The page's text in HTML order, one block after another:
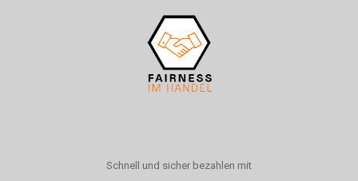
Schnell und sicher bezahlen mit